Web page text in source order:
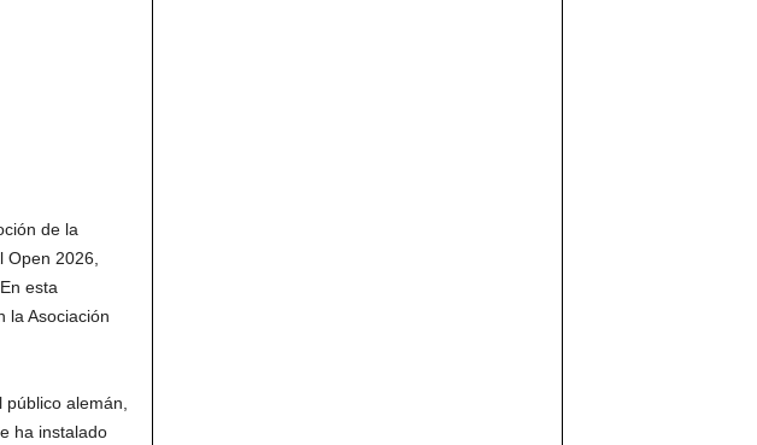
de la
Open 2026,
esta
la Asociación
público alemán,
ha instalado